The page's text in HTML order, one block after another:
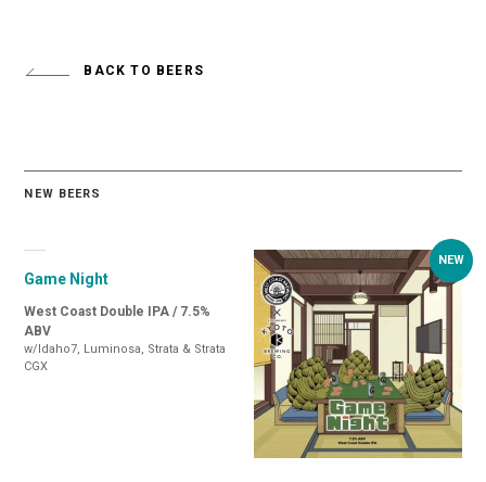
BACK TO BEERS
NEW BEERS
Game Night
West Coast Double IPA / 7.5%
ABV
w/Idaho7, Luminosa, Strata & Strata
CGX